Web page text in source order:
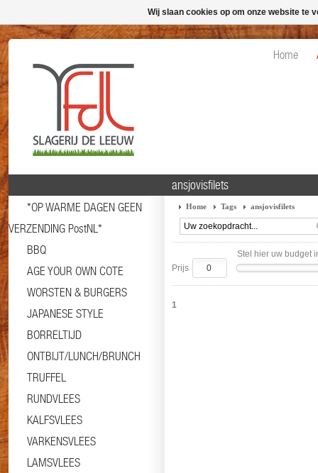
Home
*OP WARME DAGEN GEEN
VERZENDING PostNL*
BBQ
AGE YOUR OWN COTE
WORSTEN & BURGERS
JAPANESE STYLE
BORRELTIJD
ONTBIJT/LUNCH/BRUNCH
TRUFFEL
RUNDVLEES
KALFSVLEES
VARKENSVLEES
LAMSVLEES
ansjovisfilets
Home Tags ansjovisfilets
Stel hier uw budget
Prijs
1
Wij slaan cookies op om onze website te